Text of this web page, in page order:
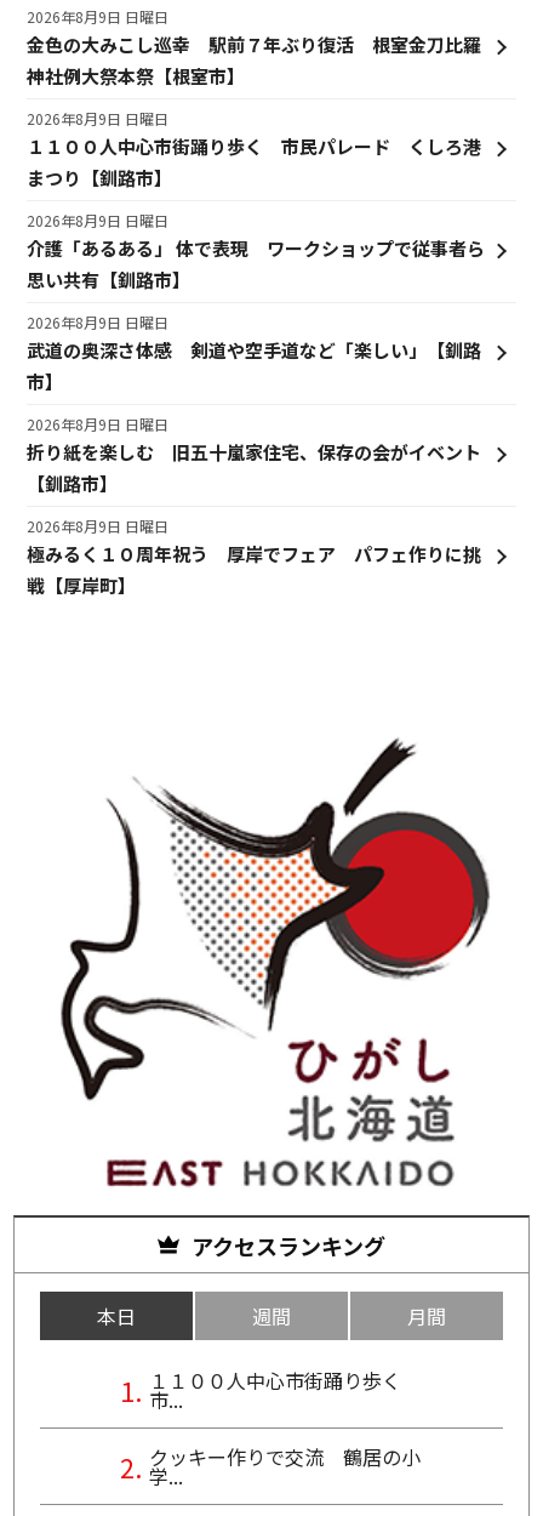
金色の大みこし巡幸 駅前７年ぶり復活 根室金刀比羅
神社例大祭本祭【根室市】
2026年8月9日 日曜日
１１００人中心市街踊り歩く 市民パレード くしろ港
まつり【釧路市】
2026年8月9日 日曜日
介護「あるある」 体で表現 ワークショップで従事者ら
思い共有【釧路市】
2026年8月9日 日曜日
武道の奥深さ体感 剣道や空手道など「楽しい」【釧路
市】
2026年8月9日 日曜日
折り紙を楽しむ 旧五十嵐家住宅、保存の会がイベント
【釧路市】
2026年8月9日 日曜日
極みるく１０周年祝う 厚岸でフェア パフェ作りに挑
戦【厚岸町】
2026年8月9日 日曜日
アクセスランキング
本日 週間 月間
１１００人中心市街踊り歩く
市...
クッキー作りで交流 鶴居の小
学...